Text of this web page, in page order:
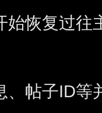
始恢复过往
、帖子ID等